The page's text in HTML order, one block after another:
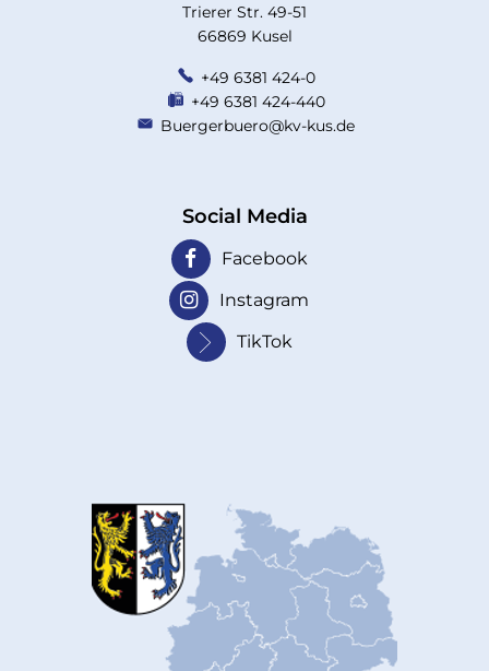
Trierer Str. 49-51
66869 Kusel
+49 6381 424-0
+49 6381 424-440
Buergerbuero@kv-kus.de
Social Media
Facebook
Instagram
TikTok